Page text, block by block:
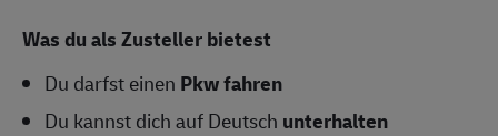
Was du als Zusteller bietest
Du darfst einen Pkw fahren
Du kannst dich auf Deutsch unterhalten